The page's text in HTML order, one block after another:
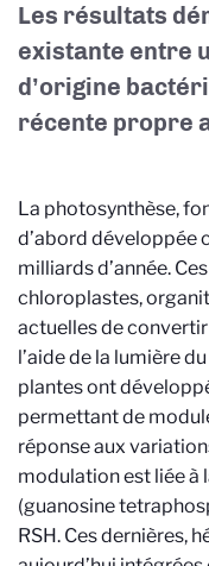
Les résultats
existante entre
d’origine
récente propre
La photosynthèse,
d’abord développée
milliards d’année.
chloroplastes,
actuelles de
l’aide de la lumière
plantes ont
permettant de
réponse aux
modulation est liée à
(guanosine
RSH. Ces dernières,